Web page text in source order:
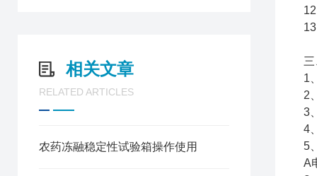
相关文章
RELATED ARTICLES
农药冻融稳定性试验箱操作使用
1
2
3
4
5
A